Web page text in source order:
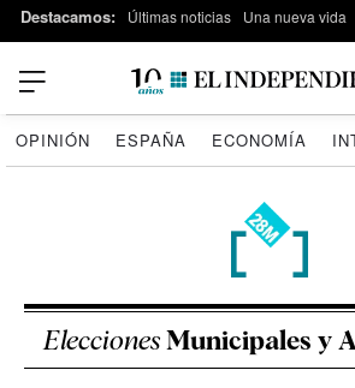
Destacamos: Últimas noticias Una nueva vida
OPINIÓN ESPAÑA ECONOMÍA
EleccionesMunicipales y